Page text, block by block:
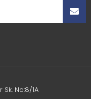
No:8/1A